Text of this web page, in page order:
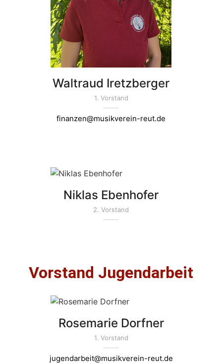
Waltraud Iretzberger
1. Vorstand
finanzen@musikverein-reut.de
Niklas Ebenhofer
2. Vorstand
Vorstand Jugendarbeit
Rosemarie Dorfner
1. Vorstand
jugendarbeit@musikverein-reut.de